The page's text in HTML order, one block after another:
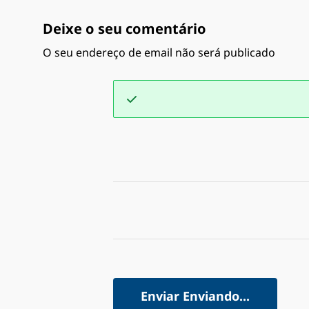
Deixe o seu comentário
O seu endereço de email não será publicado
Enviar Enviando...